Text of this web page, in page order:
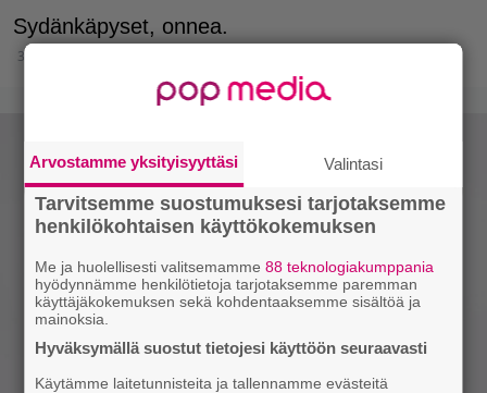
Sydänkäpyset, onnea.
3.9.2025 21:35
Arvostamme yksityisyyttäsi Valintasi
Tarvitsemme suostumuksesi tarjotaksemme
henkilökohtaisen käyttökokemuksen
Me ja huolellisesti valitsemamme88 teknologiakumppania
hyödynnämme henkilötietoja tarjotaksemme paremman
käyttäjäkokemuksen sekä kohdentaaksemme sisältöä ja
mainoksia.
Hyväksymällä suostut tietojesi käyttöön seuraavasti
Käytämme laitetunnisteita ja tallennamme evästeitä